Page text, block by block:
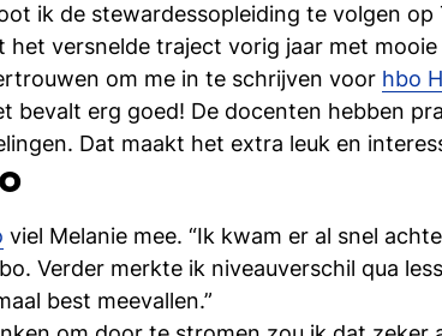
ik de stewardessopleiding te volgen op
het versnelde traject vorig jaar met
om me in te schrijven voor hbo
bevalt erg goed! De docenten hebben
Dat maakt het extra leuk en
viel Melanie mee. “Ik kwam er al snel
Verder merkte ik niveauverschil qua
best meevallen.”